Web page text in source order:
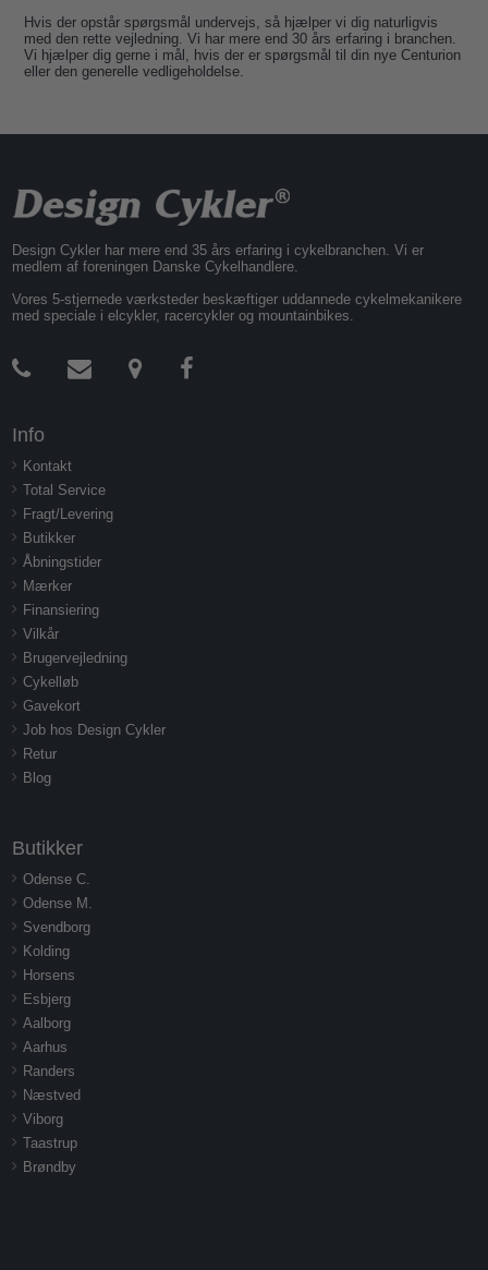
Hvis der opstår spørgsmål undervejs, så hjælper vi dig naturligvis
med den rette vejledning. Vi har mere end 30 års erfaring i branchen.
Vi hjælper dig gerne i mål, hvis der er spørgsmål til din nye Centurion
eller den generelle vedligeholdelse.
Design Cykler har mere end 35 års erfaring i cykelbranchen. Vi er
medlem af foreningen Danske Cykelhandlere.
Vores 5-stjernede værksteder beskæftiger uddannede cykelmekanikere
med speciale i elcykler, racercykler og mountainbikes.
Info
Kontakt
Total Service
Fragt/Levering
Butikker
Åbningstider
Mærker
Finansiering
Vilkår
Brugervejledning
Cykelløb
Gavekort
Job hos Design Cykler
Retur
Blog
Butikker
Odense C.
Odense M.
Svendborg
Kolding
Horsens
Esbjerg
Aalborg
Aarhus
Randers
Næstved
Viborg
Taastrup
Brøndby